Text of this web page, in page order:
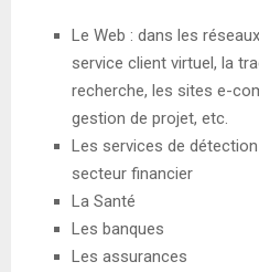
Le Web : dans les
service client virtuel, la
recherche, les sites e-
gestion de projet, etc.
Les services de
secteur financier
La Santé
Les banques
Les assurances